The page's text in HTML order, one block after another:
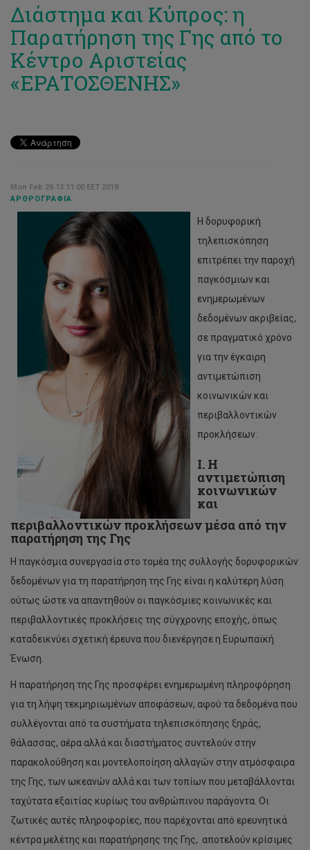
Διάστημα και Κύπρος: η
Παρατήρηση της Γης από το
Κέντρο Αριστείας
«ΕΡΑΤΟΣΘΕΝΗΣ»
Mon Feb 26 13:11:00 EET 2018
ΑΡΘΡΟΓΡΑΦΊΑ
Η δορυφορική
τηλεπισκόπηση
επιτρέπει την παροχή
παγκόσμιων και
ενημερωμένων
δεδομένων ακριβείας,
σε πραγματικό χρόνο
για την έγκαιρη
αντιμετώπιση
κοινωνικών και
περιβαλλοντικών
προκλήσεων.
Ι. Η
αντιμετώπιση
κοινωνικών
και
περιβαλλοντικών προκλήσεων μέσα από την
παρατήρηση της Γης
Η παγκόσμια συνεργασία στο τομέα της συλλογής δορυφορικών
δεδομένων για τη παρατήρηση της Γης είναι η καλύτερη λύση
ούτως ώστε να απαντηθούν οι παγκόσμιες κοινωνικές και
περιβαλλοντικές προκλήσεις της σύγχρονης εποχής, όπως
καταδεικνύει σχετική έρευνα που διενέργησε η Ευρωπαϊκή
Ένωση.
H παρατήρηση της Γης προσφέρει ενημερωμένη πληροφόρηση
για τη λήψη τεκμηριωμένων αποφάσεων, αφού τα δεδομένα που
συλλέγονται από τα συστήματα τηλεπισκόπησης ξηράς,
θάλασσας, αέρα αλλά και διαστήματος συντελούν στην
παρακολούθηση και μοντελοποίηση αλλαγών στην ατμόσφαιρα
της Γης, των ωκεανών αλλά και των τοπίων που μεταβάλλονται
ταχύτατα εξαιτίας κυρίως του ανθρώπινου παράγοντα. Οι
ζωτικές αυτές πληροφορίες, που παρέχονται από ερευνητικά
κέντρα μελέτης και παρατήρησης της Γης, αποτελούν κρίσιμες